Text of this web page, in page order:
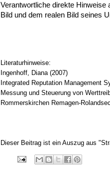
Verantwortliche direkte
Bild und dem realen Bild seines
Literaturhinweise:
Ingenhoff, Diana (2007)
Integrated Reputation Management
Messung und Steuerung von
Rommerskirchen Remagen-
Dieser Beitrag ist ein Auszug aus